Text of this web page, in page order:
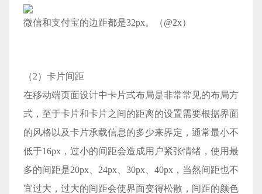
微信和支付宝的边距都是32px。（@2x）
（2）卡片间距
在移动端页面设计中卡片式布局是非常常见的布局方
式，至于卡片和卡片之间的距离的设置需要根据界面
的风格以及卡片承载信息的多少来界定，通常最小不
低于16px，过小的间距会造成用户紧张情绪，使用最
多的间距是20px、24px、30px、40px，当然间距也不
宜过大，过大的间距会使界面变得松散，间距的颜色